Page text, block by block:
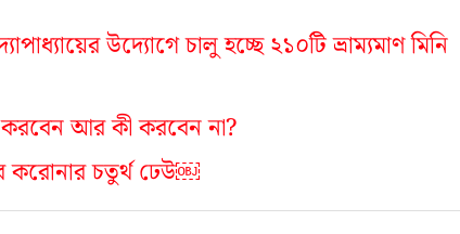
উদ্যোগে চালু হচ্ছে ২১০টি ভ্রাম্যমাণ মিনি
করবেন আর কী করবেন না?
চতুর্থ ঢেউ￼